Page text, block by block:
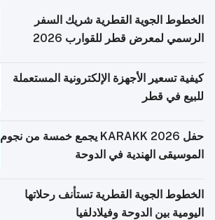
الخطوط الجوية القطرية شريك السفر
الرسمي لمعرض قطر للقوارب 2026
كيفية تسعير الأجهزة الإلكترونية المستعملة
للبيع في قطر
حفل KARAKK 2026 يجمع خمسة من نجوم
الموسيقى الهندية في الدوحة
الخطوط الجوية القطرية تستأنف رحلاتها
اليومية بين الدوحة وفيلادلفيا